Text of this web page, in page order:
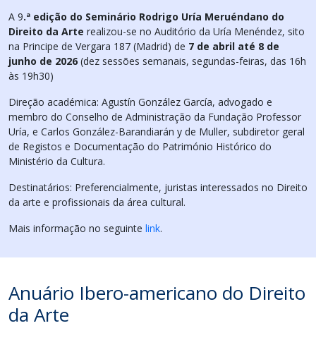
A 9.ª edição do Seminário Rodrigo Uría Meruéndano do
Direito da Arte realizou-se no Auditório da Uría Menéndez, sito
na Principe de Vergara 187 (Madrid) de 7 de abril até 8 de
junho de 2026 (dez sessões semanais, segundas-feiras, das 16h
às 19h30)
Direção académica: Agustín González García, advogado e
membro do Conselho de Administração da Fundação Professor
Uría, e Carlos González-Barandiarán y de Muller, subdiretor geral
de Registos e Documentação do Património Histórico do
Ministério da Cultura.
Destinatários: Preferencialmente, juristas interessados no Direito
da arte e profissionais da área cultural.
Mais informação no seguinte link.
Anuário Ibero-americano do Direito
da Arte